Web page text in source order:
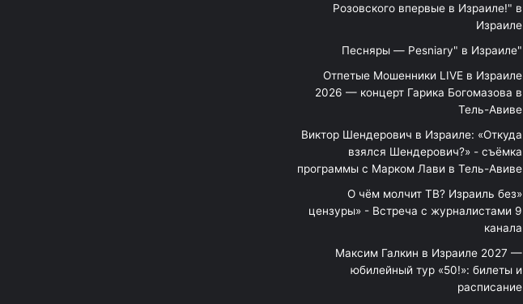
Розовского впервые в Израиле!" в
Израиле
"Песняры — Pesniary" в Израиле
Отпетые Мошенники LIVE в Израиле
2026 — концерт Гарика Богомазова в
Тель-Авиве
Виктор Шендерович в Израиле: «Откуда
взялся Шендерович?» - съёмка
программы с Марком Лави в Тель-Авиве
«О чём молчит ТВ? Израиль без
цензуры» - Встреча с журналистами 9
канала
Максим Галкин в Израиле 2027 —
юбилейный тур «50!»: билеты и
расписание